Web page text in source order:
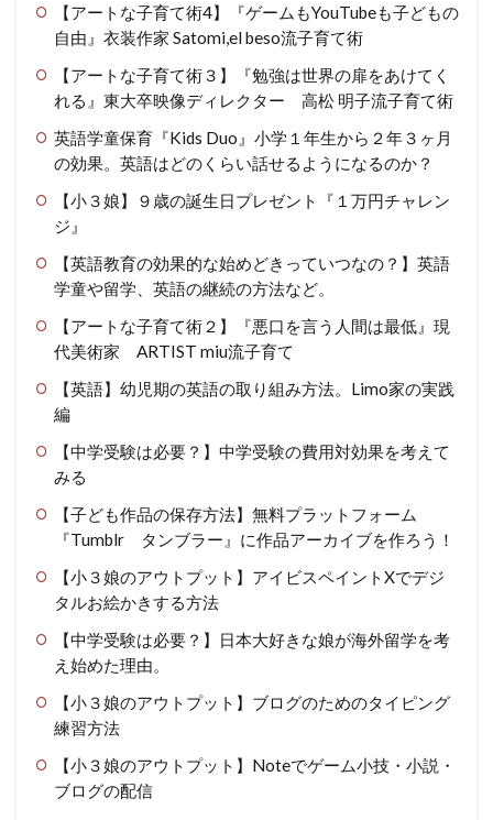
【アートな子育て術4】『ゲームもYouTubeも子どもの
自由』衣装作家 Satomi,el beso流子育て術
【アートな子育て術３】『勉強は世界の扉をあけてく
れる』東大卒映像ディレクター 高松 明子流子育て術
英語学童保育『Kids Duo』小学１年生から２年３ヶ月
の効果。英語はどのくらい話せるようになるのか？
【小３娘】９歳の誕生日プレゼント『１万円チャレン
ジ』
【英語教育の効果的な始めどきっていつなの？】英語
学童や留学、英語の継続の方法など。
【アートな子育て術２】『悪口を言う人間は最低』現
代美術家 ARTIST miu流子育て
【英語】幼児期の英語の取り組み方法。Limo家の実践
編
【中学受験は必要？】中学受験の費用対効果を考えて
みる
【子ども作品の保存方法】無料プラットフォーム
『Tumblr タンブラー』に作品アーカイブを作ろう！
【小３娘のアウトプット】アイビスペイントXでデジ
タルお絵かきする方法
【中学受験は必要？】日本大好きな娘が海外留学を考
え始めた理由。
【小３娘のアウトプット】ブログのためのタイピング
練習方法
【小３娘のアウトプット】Noteでゲーム小技・小説・
ブログの配信